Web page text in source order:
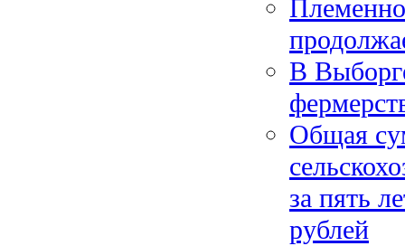
В
Общая
за пять
рублей